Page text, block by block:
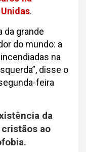
.
da grande
do mundo: a
na
disse o
feira
da
ao